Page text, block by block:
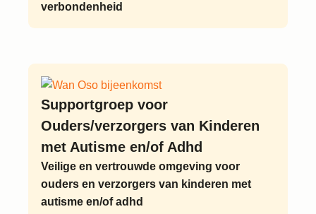
verbondenheid
Supportgroep voor
Ouders/verzorgers van Kinderen
met Autisme en/of Adhd
Veilige en vertrouwde omgeving voor
ouders en verzorgers van kinderen met
autisme en/of adhd